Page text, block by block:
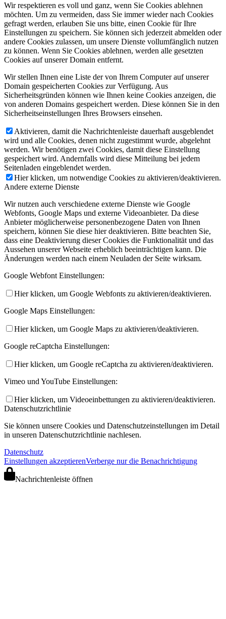
Wir respektieren es voll und ganz, wenn Sie Cookies ablehnen
möchten. Um zu vermeiden, dass Sie immer wieder nach Cookies
gefragt werden, erlauben Sie uns bitte, einen Cookie für Ihre
Einstellungen zu speichern. Sie können sich jederzeit abmelden oder
andere Cookies zulassen, um unsere Dienste vollumfänglich nutzen
zu können. Wenn Sie Cookies ablehnen, werden alle gesetzten
Cookies auf unserer Domain entfernt.
Wir stellen Ihnen eine Liste der von Ihrem Computer auf unserer
Domain gespeicherten Cookies zur Verfügung. Aus
Sicherheitsgründen können wie Ihnen keine Cookies anzeigen, die
von anderen Domains gespeichert werden. Diese können Sie in den
Sicherheitseinstellungen Ihres Browsers einsehen.
Aktivieren, damit die Nachrichtenleiste dauerhaft ausgeblendet
wird und alle Cookies, denen nicht zugestimmt wurde, abgelehnt
werden. Wir benötigen zwei Cookies, damit diese Einstellung
gespeichert wird. Andernfalls wird diese Mitteilung bei jedem
Seitenladen eingeblendet werden.
Hier klicken, um notwendige Cookies zu aktivieren/deaktivieren.
Andere externe Dienste
Wir nutzen auch verschiedene externe Dienste wie Google
Webfonts, Google Maps und externe Videoanbieter. Da diese
Anbieter möglicherweise personenbezogene Daten von Ihnen
speichern, können Sie diese hier deaktivieren. Bitte beachten Sie,
dass eine Deaktivierung dieser Cookies die Funktionalität und das
Aussehen unserer Webseite erheblich beeinträchtigen kann. Die
Änderungen werden nach einem Neuladen der Seite wirksam.
Google Webfont Einstellungen:
Hier klicken, um Google Webfonts zu aktivieren/deaktivieren.
Google Maps Einstellungen:
Hier klicken, um Google Maps zu aktivieren/deaktivieren.
Google reCaptcha Einstellungen:
Hier klicken, um Google reCaptcha zu aktivieren/deaktivieren.
Vimeo und YouTube Einstellungen:
Hier klicken, um Videoeinbettungen zu aktivieren/deaktivieren.
Datenschutzrichtlinie
Sie können unsere Cookies und Datenschutzeinstellungen im Detail
in unseren Datenschutzrichtlinie nachlesen.
Datenschutz
Einstellungen akzeptierenVerberge nur die Benachrichtigung
Nachrichtenleiste öffnen